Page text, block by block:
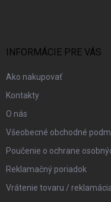
INFORMÁCIE PRE VÁS
Ako nakupovať
Kontakty
O nás
Všeobecné obchodné
Poučenie o ochrane
Reklamačný poriadok
Vrátenie tovaru /